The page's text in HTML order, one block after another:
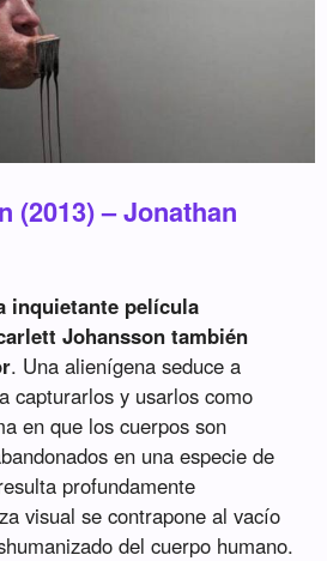
(2013) – Jonathan
inquietante película
Johansson también
. Una alienígena seduce a
capturarlos y usarlos como
en que los cuerpos son
en una especie de
profundamente
visual se contrapone al vacío
del cuerpo humano.